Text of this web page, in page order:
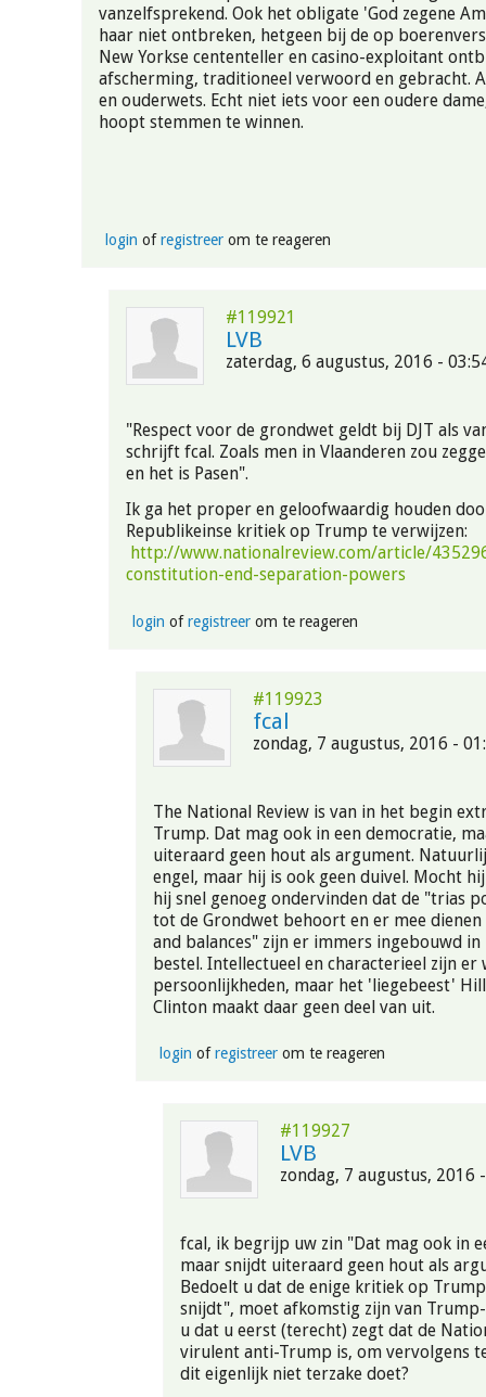
vanzelfsprekend. Ook het obligate 'God zegene
haar niet ontbreken, hetgeen bij de op
New Yorkse cententeller en casino-exploitant
afscherming, traditioneel verwoord en gebracht.
en ouderwets. Echt niet iets voor een oudere
hoopt stemmen te winnen.
login ofregistreerom te reageren
#119921
LVB
zaterdag, 6 augustus, 2016 -
"Respect voor de grondwet geldt bij DJT als
schrijft fcal. Zoals men in Vlaanderen zou
en het is Pasen".
Ik ga het proper en geloofwaardig houden
Republikeinse kritiek op Trump te verwijzen:
http://www.nationalreview.com/article/
constitution-end-separation-powers
login ofregistreerom te reageren
#119923
fcal
zondag, 7 augustus, 2016 -
The National Review is van in het begin
Trump. Dat mag ook in een democratie,
uiteraard geen hout als argument.
engel, maar hij is ook geen duivel. Mocht
hij snel genoeg ondervinden dat de "trias
tot de Grondwet behoort en er mee dienen
and balances" zijn er immers ingebouwd
bestel. Intellectueel en characterieel zijn
persoonlijkheden, maar het 'liegebeest'
Clinton maakt daar geen deel van uit.
login ofregistreerom te reageren
#119927
LVB
zondag, 7 augustus, 2016
fcal, ik begrijp uw zin "Dat mag ook in
maar snijdt uiteraard geen hout als
Bedoelt u dat de enige kritiek op
snijdt", moet afkomstig zijn van
u dat u eerst (terecht) zegt dat de
virulent anti-Trump is, om vervolgens
dit eigenlijk niet terzake doet?